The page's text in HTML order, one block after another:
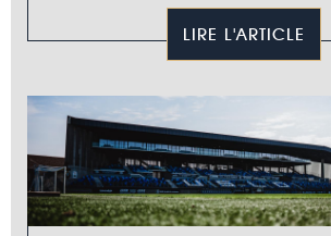
LIRE L'ARTICLE